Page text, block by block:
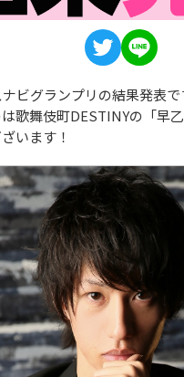
ビグランプリの結果発表
歌舞伎町DESTINYの「早
います！